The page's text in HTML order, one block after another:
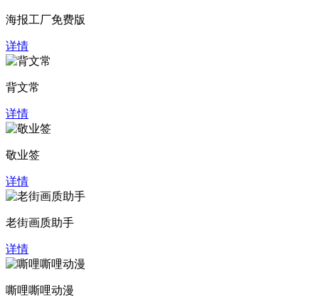
海报工厂免费版
详情
背文常
详情
敬业签
详情
老街画质助手
详情
嘶哩嘶哩动漫